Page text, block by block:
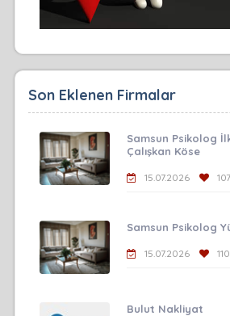
Son Eklenen Firmalar
Samsun Psikolog
Çalışkan Köse
15.07.2026 107
Samsun Psikolog
15.07.2026 110
Bulut Nakliyat